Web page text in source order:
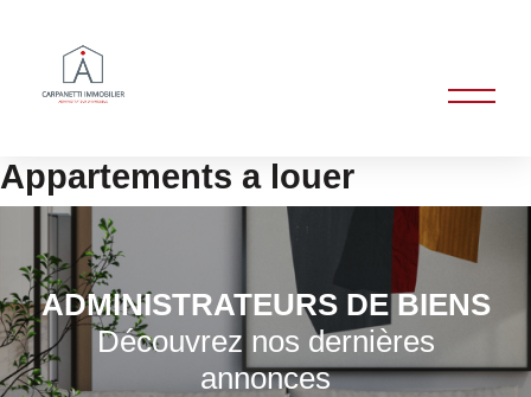
Appartements a louer
ADMINISTRATEURS DE BIENS
Découvrez nos dernières
annonces